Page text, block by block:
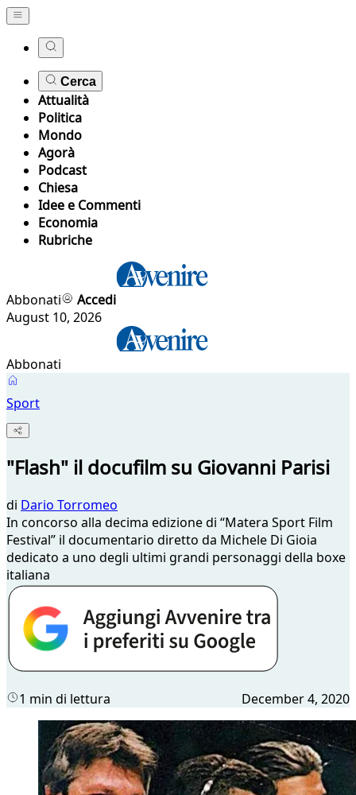
Cerca
Attualità
Politica
Mondo
Agorà
Podcast
Chiesa
Idee e Commenti
Economia
Rubriche
Abbonati
Accedi
August 10, 2026
Abbonati
Sport
"Flash" il docufilm su Giovanni Parisi
di Dario Torromeo
In concorso alla decima edizione di “Matera Sport Film
Festival” il documentario diretto da Michele Di Gioia
dedicato a uno degli ultimi grandi personaggi della boxe
italiana
1 min di lettura December 4, 2020